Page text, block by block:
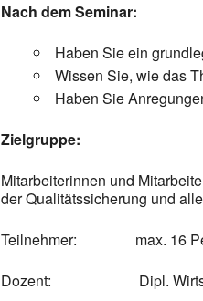
Nach dem Seminar:
Haben Sie ein
Wissen Sie, wie das
Haben Sie
Zielgruppe:
Mitarbeiterinnen und
der Qualitätssicherung und
Teilnehmer: max. 16
Dozent: Dipl.